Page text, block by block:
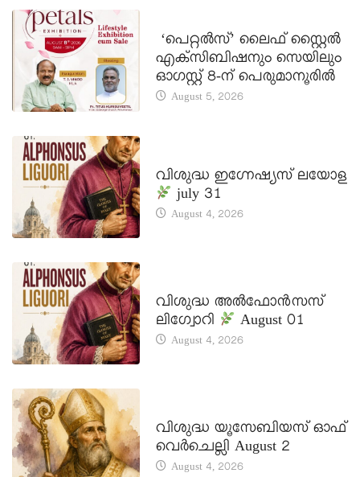
‘പെറ്റൽസ്’ ലൈഫ് സ്റ്റൈൽ
എക്സിബിഷനും സെയിലും
ഓഗസ്റ്റ് 8-ന് പെരുമാനൂരിൽ
August 5, 2026
വിശുദ്ധ ഇഗ്നേഷ്യസ് ലയോള
july 31
August 4, 2026
വിശുദ്ധ അൽഫോൻസസ്
ലിഗ്വോറി
August 01
August 4, 2026
വിശുദ്ധ യൂസേബിയസ് ഓഫ്
വെർചെല്ലി August 2
August 4, 2026